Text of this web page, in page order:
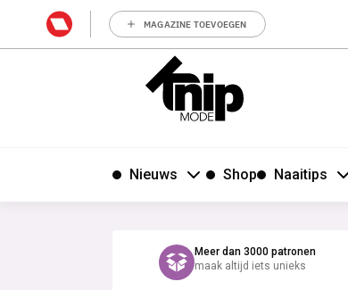
MAGAZINE TOEVOEGEN
Nieuws Shop Naaitips
Meer dan 3000 patronen
maak altijd iets unieks